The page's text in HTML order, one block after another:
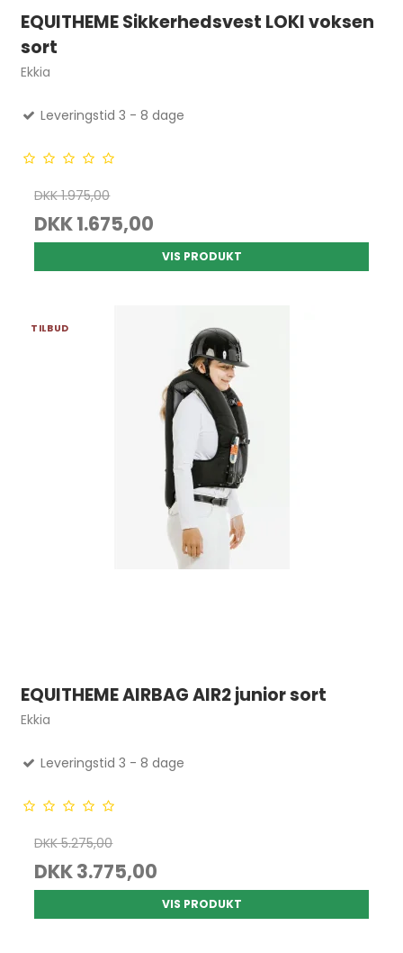
EQUITHEME Sikkerhedsvest LOKI voksen
sort
Ekkia
Leveringstid 3 - 8 dage
DKK 1.975,00
DKK 1.675,00
VIS PRODUKT
TILBUD
EQUITHEME AIRBAG AIR2 junior sort
Ekkia
Leveringstid 3 - 8 dage
DKK 5.275,00
DKK 3.775,00
VIS PRODUKT